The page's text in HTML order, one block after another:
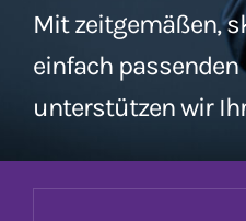
Mit zeitgemäßen,
einfach passenden
unterstützen wir